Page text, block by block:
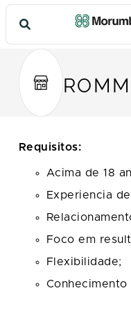
Requisitos:
Acima de 18
Experiencia
Foco em
Flexibilidade;